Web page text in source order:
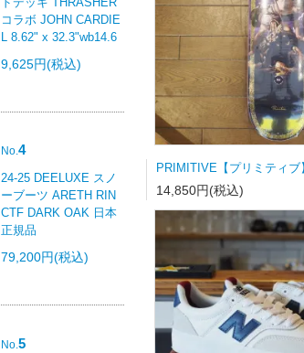
14,850円(税込)
コラボ JOHN CARDIE
L 8.62" x 32.3"wb14.6
9,625円(税込)
No.4
24-25 DEELUXE スノ
ーブーツ ARETH RIN
CTF DARK OAK 日本
正規品
79,200円(税込)
No.5